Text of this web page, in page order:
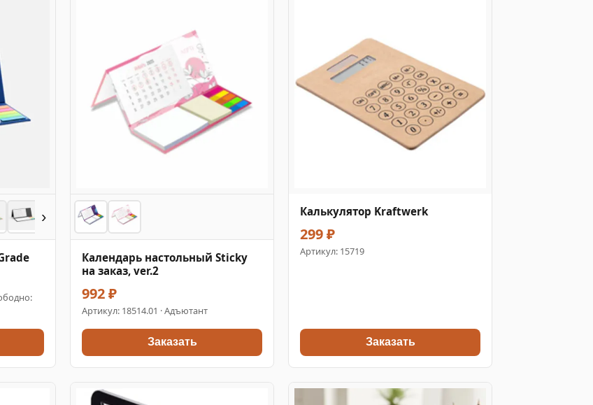
›
Календарь настольный Sticky
на заказ, ver.2
992 ₽
Артикул: 18514.01 · Адъютант
Заказать
Калькулятор Kraftwerk
299 ₽
Артикул: 15719
Заказать